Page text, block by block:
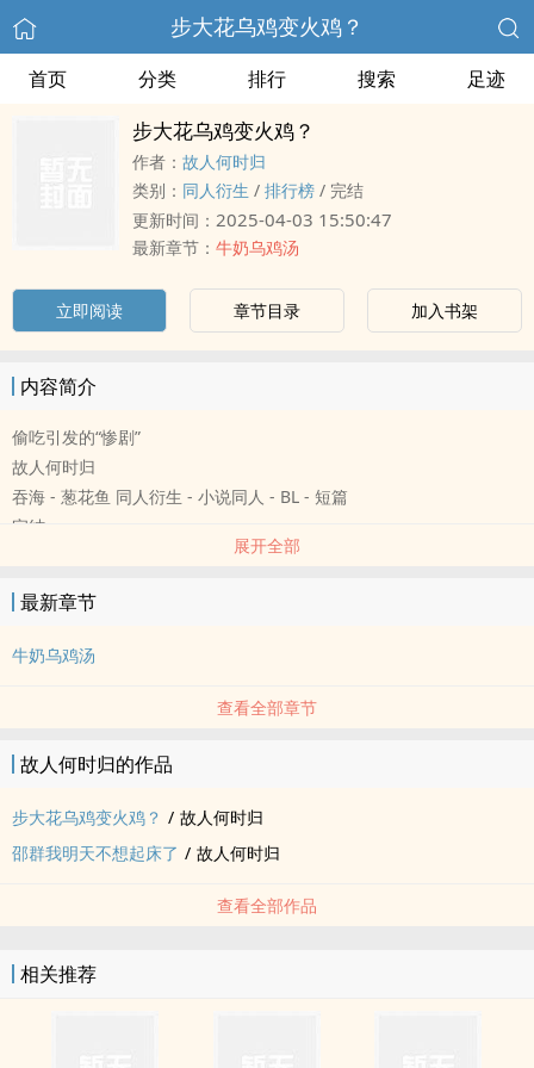
步大花乌鸡变火鸡？
首页 分类 排行 搜索 足迹
步大花乌鸡变火鸡？
作者： 故人何时归
类别： ‌同‎‌‎人‌‌‍衍生 / 排行榜 / 完结
更新时间： 2025-04-03 15:50:47
最新章节： 牛奶乌鸡汤
立即阅读 章节目录 加入书架
内容简介
偷吃引发的“惨剧”
故人何时归
吞海 - 葱花鱼 ‌同‎‌‎人‌‌‍衍生 - 小说‌同‎‌‎人‌‌‍ - BL - 短篇
完结
展开全部
最新章节
牛奶乌鸡汤
查看全部章节
故人何时归的作品
步大花乌鸡变火鸡？ / 故人何时归
邵群我明天不想起床了 / 故人何时归
查看全部作品
相关推荐